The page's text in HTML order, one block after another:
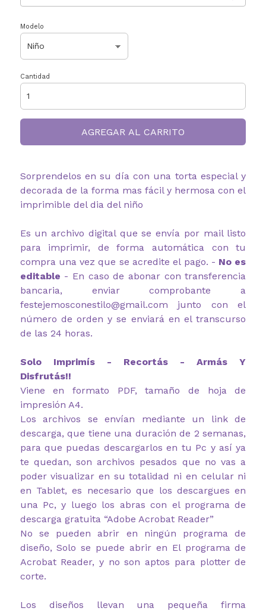
Modelo
Cantidad
AGREGAR AL CARRITO
Sorprendelos en su día con una torta especial y
decorada de la forma mas fácil y hermosa con el
imprimible del dia del niño
Es un archivo digital que se envía por mail listo
para imprimir, de forma automática con tu
compra una vez que se acredite el pago. - No es
editable - En caso de abonar con transferencia
bancaria, enviar comprobante a
festejemosconestilo@gmail.com junto con el
número de orden y se enviará en el transcurso
de las 24 horas.
Solo Imprimís - Recortás - Armás Y
Disfrutás!!
Viene en formato PDF, tamaño de hoja de
impresión A4.
Los archivos se envían mediante un link de
descarga, que tiene una duración de 2 semanas,
para que puedas descargarlos en tu Pc y así ya
te quedan, son archivos pesados que no vas a
poder visualizar en su totalidad ni en celular ni
en Tablet, es necesario que los descargues en
una Pc, y luego los abras con el programa de
descarga gratuita “Adobe Acrobat Reader”
No se pueden abrir en ningún programa de
diseño, Solo se puede abrir en El programa de
Acrobat Reader, y no son aptos para plotter de
corte.
Los diseños llevan una pequeña firma